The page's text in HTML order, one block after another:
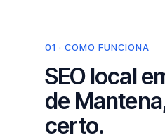
01 · COMO FUNCIONA
SEO local
de
certo.